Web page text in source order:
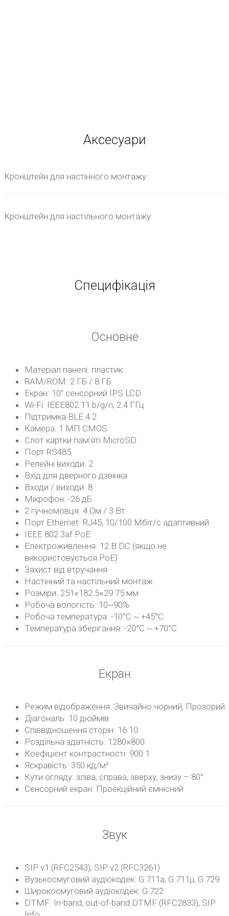
Аксесуари
Кронштейн для настінного монтажу
Кронштейн для настільного монтажу
Специфікація
Основне
Матеріал панелі: пластик
RAM/ROM: 2 ГБ / 8 ГБ
Екран: 10″ сенсорний IPS LCD
Wi-Fi: IEEE802.11 b/g/n, 2.4 ГГц
Підтримка BLE 4.2
Камера: 1 МП CMOS
Слот картки пам’яті MicroSD
Порт RS485
Релейні виходи: 2
Вхід для дверного дзвінка
Входи / виходи: 8
Мікрофон: -26 дБ
2 гучномовця: 4 Ом / 3 Вт
Порт Ethernet: RJ45, 10/100 Мбіт/с адаптивний
IEEE 802.3af PoE
Електроживлення: 12 В DC (якщо не
використовується PoE)
Захист від втручання
Настінний та настільний монтаж
Розміри: 251×182.5×29.75 мм
Робоча вологість: 10~90%
Робоча температура: -10°C ~ +45°C
Температура зберігання: -20°C ~ +70°C
Екран
Режим відображення: Звичайно чорний, Прозорий
Діагональ: 10 дюймів
Співвідношення сторін: 16:10
Роздільна здатність: 1280×800
Коефіцієнт контрастності: 900:1
Яскравість: 350 кд/м²
Кути огляду: зліва, справа, зверху, знизу – 80°
Сенсорний екран: Проекційний ємнісний
Звук
SIP v1 (RFC2543), SIP v2 (RFC3261)
Вузькосмуговий аудіокодек: G.711a, G.711μ, G.729
Широкосмуговий аудіокодек: G.722
DTMF: In-band, out-of-band DTMF (RFC2833), SIP